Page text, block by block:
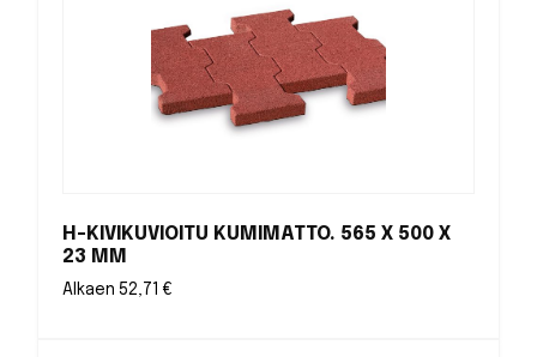
H-KIVIKUVIOITU KUMIMATTO. 565 X 500 X
23 MM
Alkaen 52,71€